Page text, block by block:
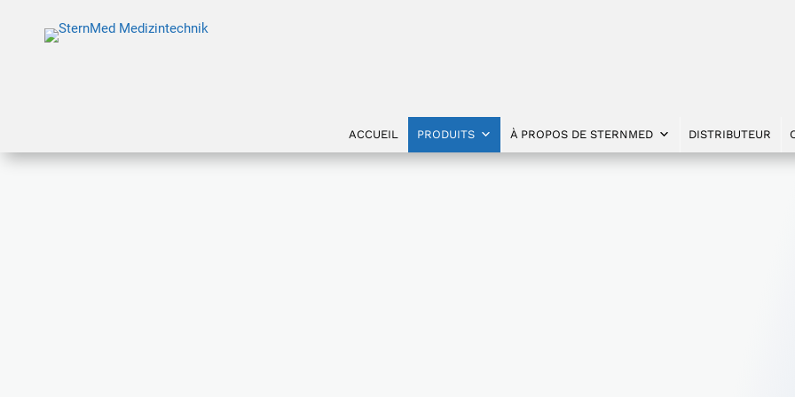
ACCUEIL PRODUITS À PROPOS DE STERNMED DISTRIBUTEUR